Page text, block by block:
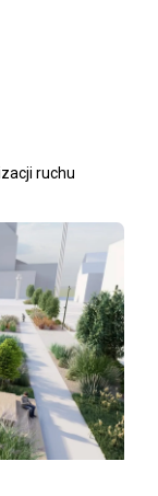
ruchu